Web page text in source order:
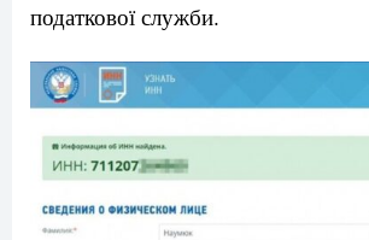
податкової служби.